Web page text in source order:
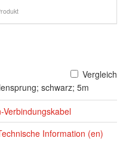
Vergleich
schwarz; 5m
Verbindungskabel
Information (en)